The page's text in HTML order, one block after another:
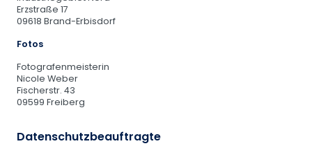
Erzstraße 17
09618 Brand-Erbisdorf
Fotos
Fotografenmeisterin
Nicole Weber
Fischerstr. 43
09599 Freiberg
Datenschutzbeauftragte